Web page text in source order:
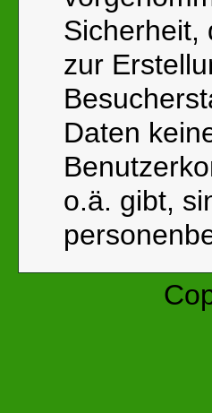
Sicherheit,
zur
Daten
o.ä. gibt,